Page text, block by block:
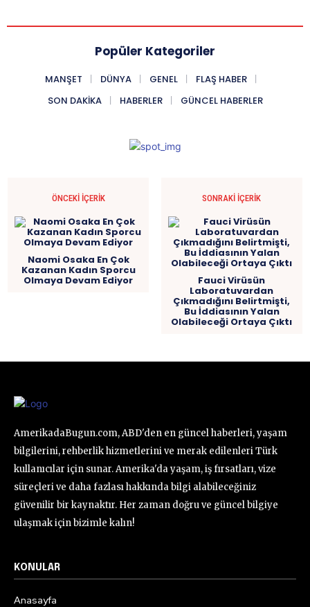
Popüler Kategoriler
MANŞET DÜNYA GENEL
FLAŞ HABER
SON DAKIKA
HABERLER GÜNCEL HABERLER
ÖNCEKI İÇERIK
Naomi Osaka En Çok
Kazanan Kadın Sporcu
Olmaya Devam Ediyor
SONRAKI İÇERIK
Fauci Virüsün
Laboratuvardan
Çıkmadığını Belirtmişti,
Bu İddiasının Yalan
Olabileceği Ortaya Çıktı
AmerikadaBugun.com, ABD'den en güncel haberleri, yaşam
bilgilerini, rehberlik hizmetlerini ve merak edilenleri Türk
kullanıcılar için sunar. Amerika'da yaşam, iş fırsatları, vize
süreçleri ve daha fazlası hakkında bilgi alabileceğiniz
güvenilir bir kaynaktır. Her zaman doğru ve güncel bilgiye
ulaşmak için bizimle kalın!
KONULAR
Anasayfa